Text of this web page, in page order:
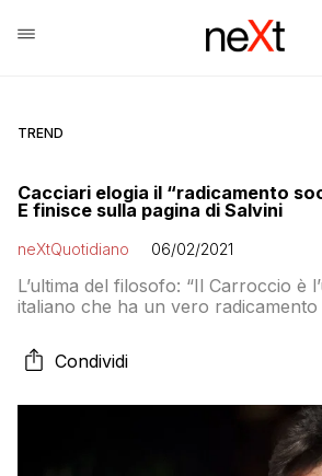
TREND
Cacciari elogia il “radicamento
E finisce sulla pagina di Salvini
neXtQuotidiano 06/02/2021
L’ultima del filosofo: “Il Carroccio è
italiano che ha un vero radicamento
opinione”
Condividi